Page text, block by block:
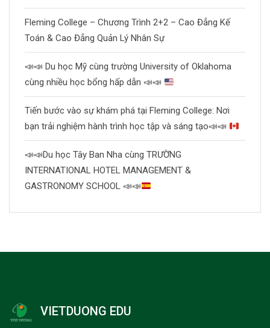
Fleming College – Chương Trình 2+2 – Cao Đẳng Kế
Toán & Cao Đẳng Quản Lý Nhân Sự
📣📣 Du học Mỹ cùng trường University of Oklahoma
cùng nhiều học bổng hấp dẫn 📣📣
Tiến bước vào sự khám phá tại Fleming College: Nơi
bạn trải nghiệm hành trình học tập và sáng tạo📣📣
📣📣Du học Tây Ban Nha cùng TRƯỜNG
INTERNATIONAL HOTEL MANAGEMENT &
GASTRONOMY SCHOOL 📣📣
VIETDUONG EDU